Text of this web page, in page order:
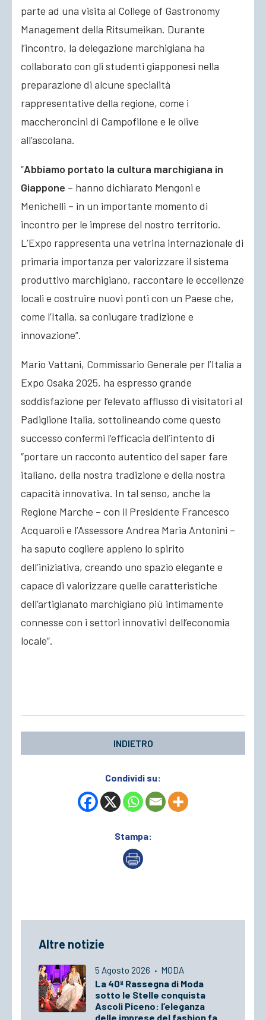
parte ad una visita al College of Gastronomy
Management della Ritsumeikan. Durante
l’incontro, la delegazione marchigiana ha
collaborato con gli studenti giapponesi nella
preparazione di alcune specialità
rappresentative della regione, come i
maccheroncini di Campofilone e le olive
all’ascolana.
“Abbiamo portato la cultura marchigiana in
Giappone – hanno dichiarato Mengoni e
Menichelli – in un importante momento di
incontro per le imprese del nostro territorio.
L’Expo rappresenta una vetrina internazionale di
primaria importanza per valorizzare il sistema
produttivo marchigiano, raccontare le eccellenze
locali e costruire nuovi ponti con un Paese che,
come l’Italia, sa coniugare tradizione e
innovazione”.
Mario Vattani, Commissario Generale per l’Italia a
Expo Osaka 2025, ha espresso grande
soddisfazione per l’elevato afflusso di visitatori al
Padiglione Italia, sottolineando come questo
successo confermi l’efficacia dell’intento di
“portare un racconto autentico del saper fare
italiano, della nostra tradizione e della nostra
capacità innovativa. In tal senso, anche la
Regione Marche – con il Presidente Francesco
Acquaroli e l’Assessore Andrea Maria Antonini –
ha saputo cogliere appieno lo spirito
dell’iniziativa, creando uno spazio elegante e
capace di valorizzare quelle caratteristiche
dell’artigianato marchigiano più intimamente
connesse con i settori innovativi dell’economia
locale”.
INDIETRO
Condividi su:
Stampa:
Altre notizie
5 Agosto 2026 · MODA
La 40ª Rassegna di Moda
sotto le Stelle conquista
Ascoli Piceno: l’eleganza
delle imprese del fashion fa